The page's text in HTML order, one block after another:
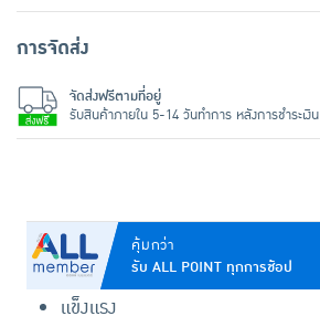
คุ้มกว่า
รับ ALL POINT ทุกการช้อป
แข็งแรง
การจัดส่ง
จัดส่งฟรีตามที่อยู่
รับสินค้าภายใน 5-14 วันทำการ หลังการชำระเงิน